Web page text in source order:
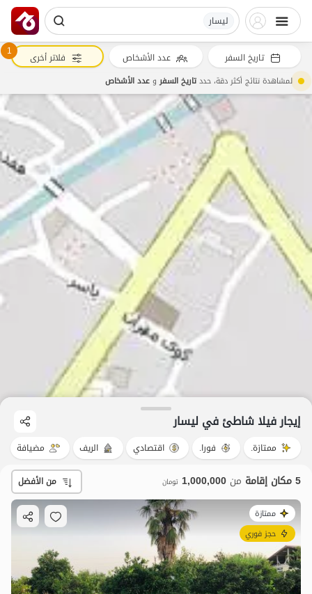
لیسار
إيجار فيلا شاطئ في لیسار
ممتازة. فورا. اقتصادي الريف مضيافة
5 مكان إقامة من 1,000,000 تومان من الأفضل
ممتازة
حجز فوري
تاريخ السفر عدد الأشخاص 1 فلاتر أخرى
لمشاهدة نتائج أكثر دقة، حددتاريخ السفروعدد الأشخاص